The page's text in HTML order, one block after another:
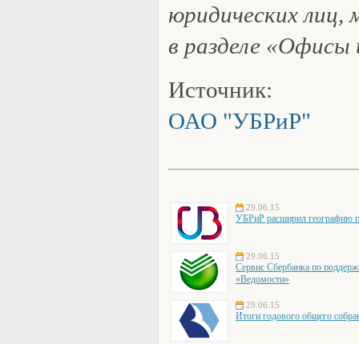
юридических лиц,
в разделе
Источник:
ОАО "УБРиР"
29.06.15
УБРиР расширил географию
29.06.15
Сервис Сбербанка по
«Ведомости»
29.06.15
Итоги годового общего